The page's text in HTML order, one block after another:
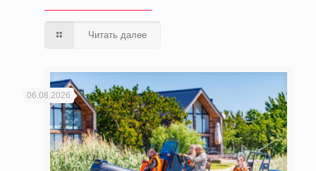
Читать далее
06.08.2026